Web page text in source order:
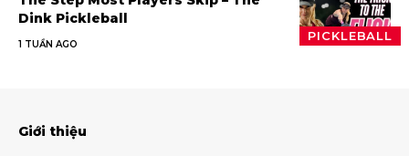
PICKLEBALL
Dink Pickleball
1 TUẦN AGO
Giới thiệu